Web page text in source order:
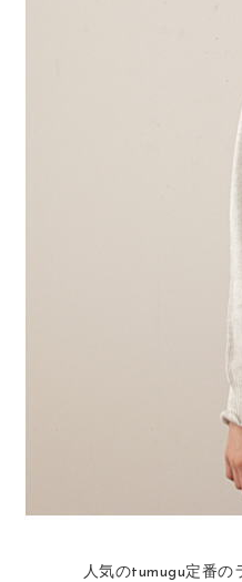
人気のtumugu定番の